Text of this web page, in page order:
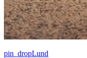
pin_dropLund